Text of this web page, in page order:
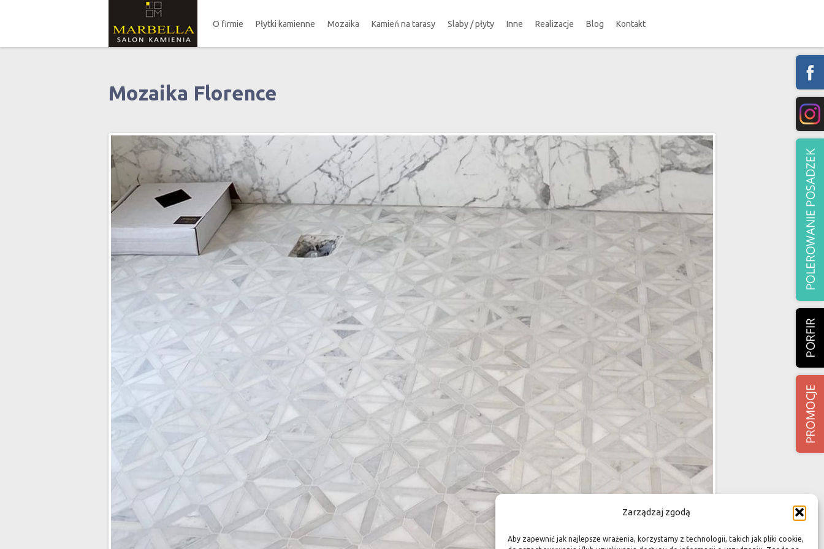
Zarządzaj zgodą
Aby zapewnić jak najlepsze wrażenia, korzystamy z technologii, takich jak pliki cookie,
O firmie Płytki kamienne Mozaika Kamień na tarasy Slaby / płyty Inne Realizacje Blog Kontakt
Mozaika Florence